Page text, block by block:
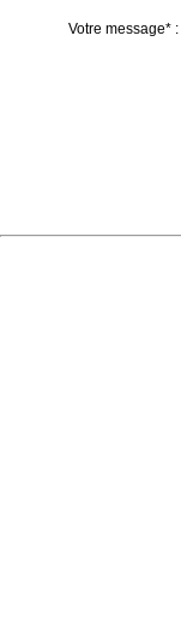
Votre message* :